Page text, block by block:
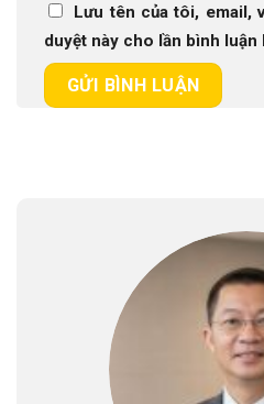
Lưu tên của tôi, email,
duyệt này cho lần bình luận